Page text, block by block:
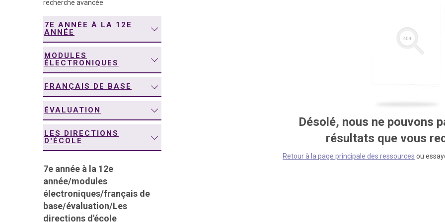
recherche avancée
7E ANNÉE À LA 12E
ANNÉE
MODULES
ÉLECTRONIQUES
FRANÇAIS DE BASE
ÉVALUATION
LES DIRECTIONS
D'ÉCOLE
7e année à la 12e
année/modules
électroniques/français de
base/évaluation/Les
directions d'école
Désolé, nous ne pouvons
résultats que vous
Retour à la page principale des ressources ou